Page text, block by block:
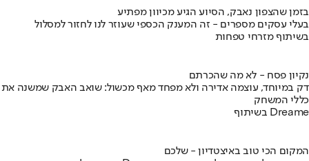
בזמן שהצפון נאבק, הסיוע הגיע מכיוון מפתיע
בעלי עסקים מספרים - זה המענק הכספי שעוזר לנו לחזור למסלול
בשיתוף מזרחי טפחות
נקיון פסח - לא מה שהכרתם
דק במיוחד, עוצמה אדירה ולא מפחד מאף מכשול: שואב האבק שמשנה את
כללי המשחק
בשיתוף Dreame
המקום הכי טוב באיצטדיון - שלכם